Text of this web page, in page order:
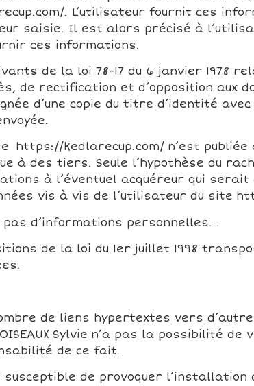
. L’utilisateur fournit ces
saisie. Il est alors précisé à
ces informations.
de la loi 78-17 du 6 janvier 1978
de rectification et d’opposition aux
d’une copie du titre d’identité
kedlarecup.com/ n’est publiée
à des tiers. Seule l’hypothèse du
à l’éventuel acquéreur qui serait
vis à vis de l’utilisateur du site
d’informations personnelles. .
de la loi du 1er juillet 1998
de liens hypertextes vers
Sylvie n’a pas la possibilité
de ce fait.
de provoquer l’installation